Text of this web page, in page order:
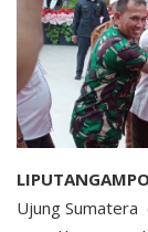
Ujung Sumatera